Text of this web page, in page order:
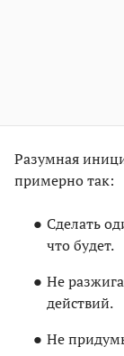
Разумная
примерно так:
Сделать
что будет.
Не
действий.
Не